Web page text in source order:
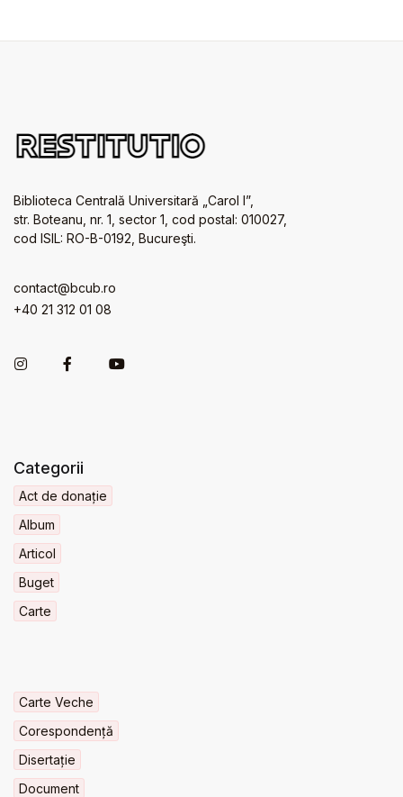
Biblioteca Centrală Universitară „Carol I”,
str. Boteanu, nr. 1, sector 1, cod postal: 010027,
cod ISIL: RO-B-0192, Bucureşti.
contact@bcub.ro
+40 21 312 01 08
Categorii
Act de donație
Album
Articol
Buget
Carte
Carte Veche
Corespondență
Disertație
Document